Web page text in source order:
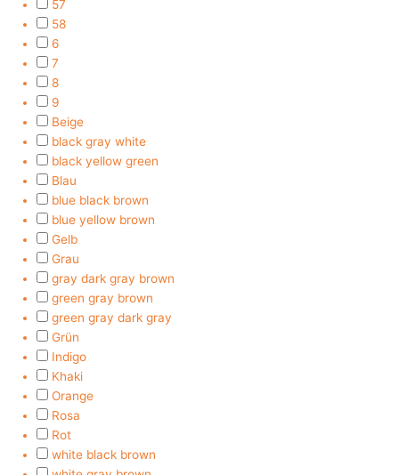
57
58
6
7
8
9
Beige
black gray white
black yellow green
Blau
blue black brown
blue yellow brown
Gelb
Grau
gray dark gray brown
green gray brown
green gray dark gray
Grün
Indigo
Khaki
Orange
Rosa
Rot
white black brown